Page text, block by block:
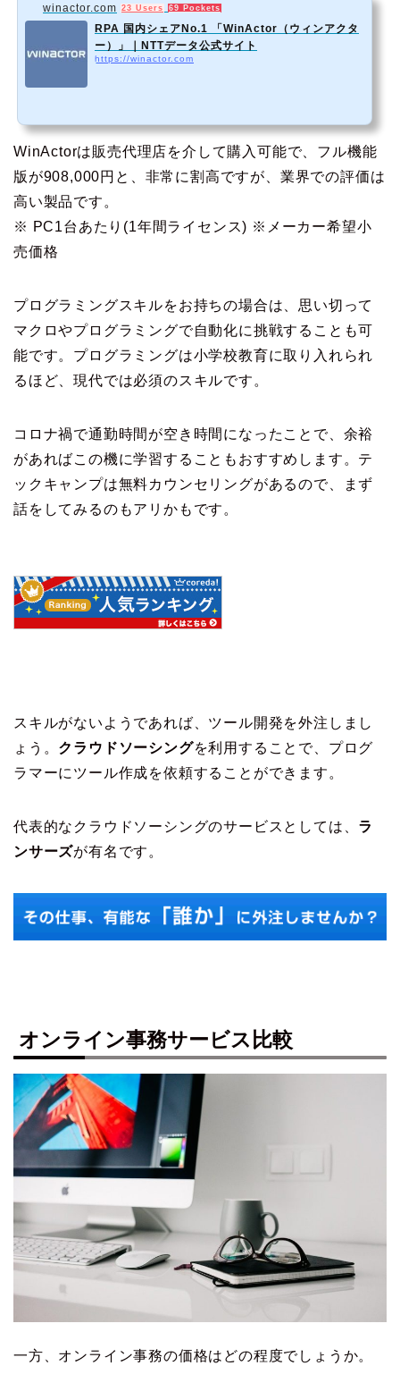
winactor.com 23 Users 69 Pockets
RPA 国内シェアNo.1 「WinActor（ウィンアクタ
ー）」｜NTTデータ公式サイト
https://winactor.com
WinActorは販売代理店を介して購入可能で、 フル機能
版が908,000円 と、非常に割高ですが、業界での評価は
高い製品です。
※ PC1台あたり(1年間ライセンス) ※メーカー希望小
売価格
プログラミングスキルをお持ちの場合は、思い切って
マクロやプログラミングで自動化に挑戦することも可
能です。プログラミングは小学校教育に取り入れられ
るほど、現代では必須のスキルです。
コロナ禍で通勤時間が空き時間になったことで、余裕
があればこの機に学習することもおすすめします。テ
ックキャンプは無料カウンセリングがあるので、まず
話をしてみるのもアリかもです。
スキルがないようであれば、ツール開発を外注しまし
ょう。 クラウドソーシングを利用することで、プログ
ラマーにツール作成を依頼することができます。
代表的なクラウドソーシングのサービスとしては、 ラ
ンサーズが有名です。
オンライン事務サービス比較
一方、オンライン事務の価格はどの程度でしょうか。